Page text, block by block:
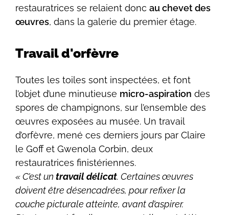
restauratrices se relaient donc au chevet des
œuvres, dans la galerie du premier étage.
Travail d'orfèvre
Toutes les toiles sont inspectées, et font
l’objet d’une minutieuse micro-aspiration des
spores de champignons, sur l’ensemble des
œuvres exposées au musée. Un travail
d’orfèvre, mené ces derniers jours par Claire
le Goff et Gwenola Corbin, deux
restauratrices finistériennes.
« C’est un travail délicat. Certaines œuvres
doivent être désencadrées, pour refixer la
couche picturale atteinte, avant d’aspirer.